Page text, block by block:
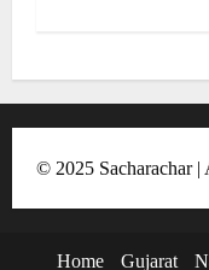
n
© 2025 Sacharachar |
Home Gujarat